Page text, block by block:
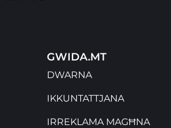
GWIDA.MT
DWARNA
IKKUNTATTJANA
IRREKLAMA MAGĦNA